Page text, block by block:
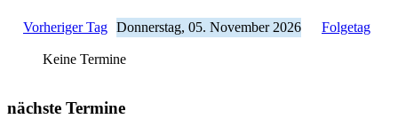
Vorheriger Tag Donnerstag, 05. November 2026 Folgetag
Keine Termine
nächste Termine